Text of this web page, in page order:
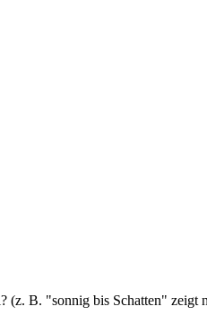
B. "sonnig bis Schatten" zeigt